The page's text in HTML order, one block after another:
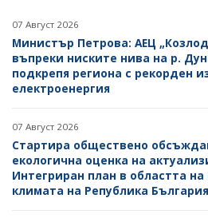
07 Август 2026
Министър Петрова: АЕЦ
въпреки ниските нива на р.
подкрепя региона с рекорден
електроенергия
07 Август 2026
Стартира обществено
екологична оценка на
Интегриран план в областта на
климата на Република България